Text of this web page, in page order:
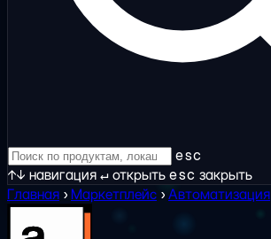
esc
↑↓ навигация↵открытьesc закрыть
Главная ›Маркетплейс ›Автоматизация